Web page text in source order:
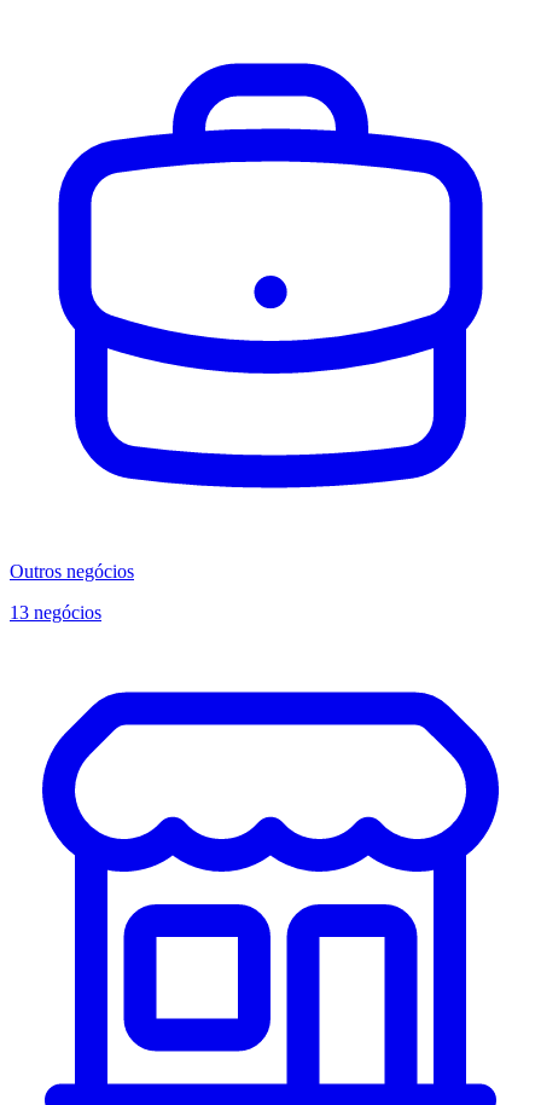
Outros negócios
13 negócios